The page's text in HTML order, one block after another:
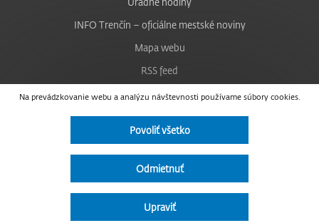
Na prevádzkovanie webu a analýzu návštevnosti používame súbory cookies.
Povoliť všetko
Odmietnuť
Upraviť
INFO Trenčín – oficiálne mestské noviny
Mapa webu
RSS feed
Nastavenie cookies
Facebook
Instagram
Vyhlásenie o prístupnosti